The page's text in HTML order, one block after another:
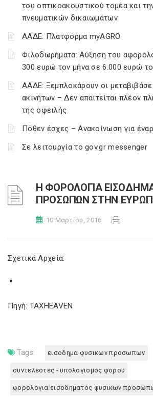
του οπτικοακουστικού τομέα και
πνευματικών δικαιωμάτων
ΑΑΔΕ: Πλατφόρμα myAGRO
Φιλοδωρήματα: Αύξηση του
300 ευρώ τον μήνα σε 6.000 ευρώ
ΑΑΔΕ: Ξεμπλοκάρουν οι
ακινήτων – Δεν απαιτείται πλέον
της οφειλής
Πόθεν έσχες – Ανακοίνωση για
Σε λειτουργία το gov.gr messenger
Η ΦΟΡΟΛΟΓΙΑ
ΠΡΟΣΩΠΩΝ ΣΤΗΝ
10 Μαρτίου, 2016
Σχετικά Αρχεία:
Πηγή: TAXHEAVEN
Tags: εισοδημα φυσικων προσωπων
συντελεστες - υπολογισμος φορου
φορολογια εισοδηματος φυσικων